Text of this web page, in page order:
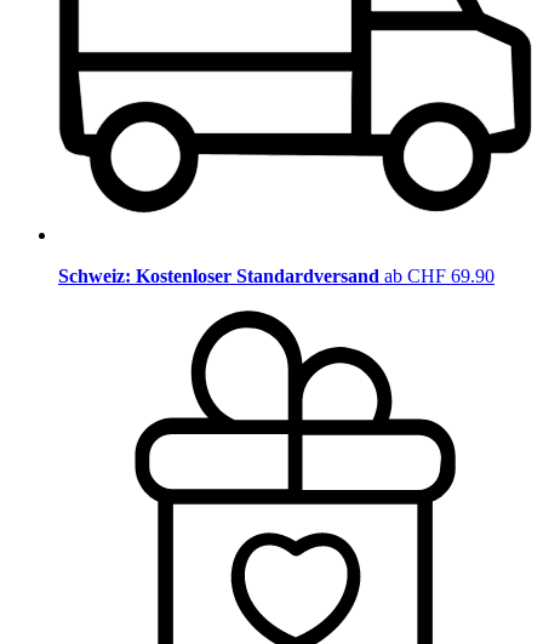
Schweiz: Kostenloser Standardversand ab CHF 69.90